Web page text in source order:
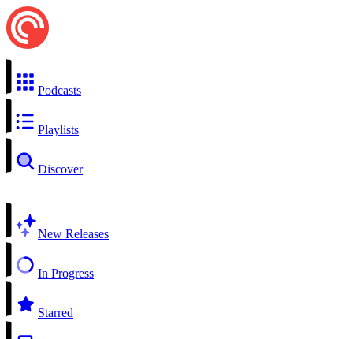
Podcasts
Playlists
Discover
New Releases
In Progress
Starred